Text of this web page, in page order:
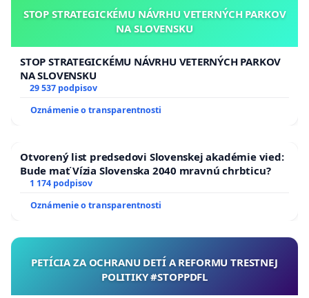
STOP STRATEGICKÉMU NÁVRHU VETERNÝCH PARKOV
NA SLOVENSKU
STOP STRATEGICKÉMU NÁVRHU VETERNÝCH PARKOV
NA SLOVENSKU
29 537 podpisov
Oznámenie o transparentnosti
Otvorený list predsedovi Slovenskej akadémie vied:
Bude mať Vízia Slovenska 2040 mravnú chrbticu?
1 174 podpisov
Oznámenie o transparentnosti
PETÍCIA ZA OCHRANU DETÍ A REFORMU TRESTNEJ
POLITIKY #STOPPDFL